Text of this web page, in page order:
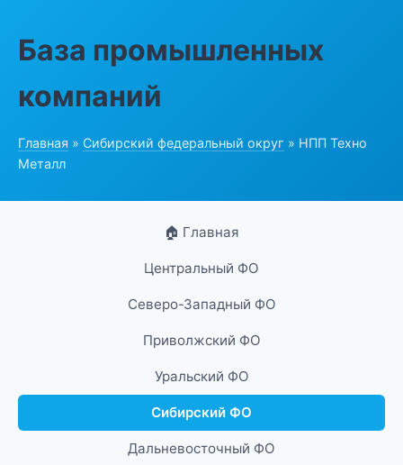
База промышленных
компаний
Главная » Сибирский федеральный округ » НПП Техно
Металл
🏠 Главная
Центральный ФО
Северо-Западный ФО
Приволжский ФО
Уральский ФО
Сибирский ФО
Дальневосточный ФО